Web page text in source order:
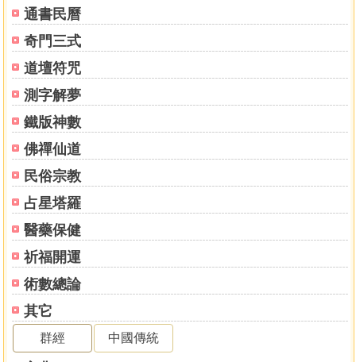
通書民曆
奇門三式
道壇符咒
測字解夢
鐵版神數
佛禪仙道
民俗宗教
占星塔羅
醫藥保健
祈福開運
術數總論
其它
群經 中國傳統